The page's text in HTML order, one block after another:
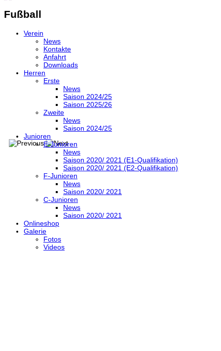
Fußball
Verein
News
Kontakte
Anfahrt
Downloads
Herren
Erste
News
Saison 2024/25
Saison 2025/26
Zweite
News
Saison 2024/25
Junioren
E-Junioren
News
Saison 2020/ 2021 (E1-Qualifikation)
Saison 2020/ 2021 (E2-Qualifikation)
F-Junioren
News
Saison 2020/ 2021
C-Junioren
News
Saison 2020/ 2021
Onlineshop
Galerie
Fotos
Videos